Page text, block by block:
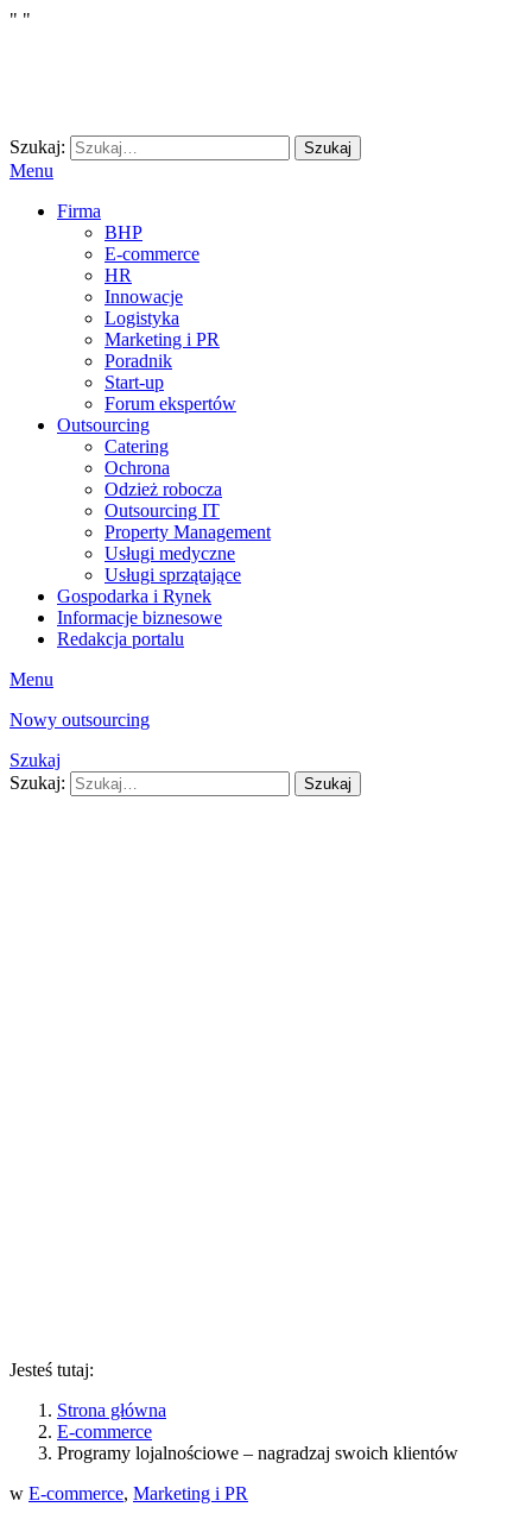
" "
Szukaj: Szukaj
Menu
Firma
BHP
E-commerce
HR
Innowacje
Logistyka
Marketing i PR
Poradnik
Start-up
Forum ekspertów
Outsourcing
Catering
Ochrona
Odzież robocza
Outsourcing IT
Property Management
Usługi medyczne
Usługi sprzątające
Gospodarka i Rynek
Informacje biznesowe
Redakcja portalu
Menu
Nowy outsourcing
Szukaj
Szukaj:
Szukaj
Jesteś tutaj:
Strona główna
E-commerce
Programy lojalnościowe – nagradzaj swoich klientów
w E-commerce, Marketing i PR